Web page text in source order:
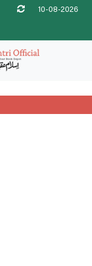
10-08-2026